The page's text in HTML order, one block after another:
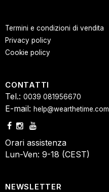
Termini e condizioni di vendita
Privacy policy
Cookie policy
CONTATTI
Tel.: 0039 081956670
E-mail: help@wearthetime.com
Orari assistenza
Lun-Ven: 9-18 (CEST)
NEWSLETTER